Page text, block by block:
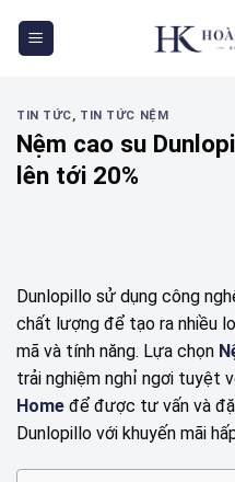
TIN TỨC, TIN TỨC NỆM
Nệm cao su
lên tới 20%
Dunlopillo sử dụng công
chất lượng để tạo ra nhiều
mã và tính năng. Lựa chọn
trải nghiệm nghỉ ngơi tuyệt
Home để được tư vấn và
Dunlopillo với khuyến mãi